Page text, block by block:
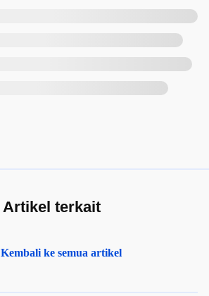
Artikel terkait
Kembali ke semua artikel